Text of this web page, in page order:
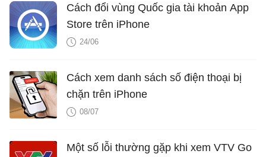
Cách đổi vùng Quốc gia tài khoản App
Store trên iPhone
24/06
Cách xem danh sách số điện thoại bị
chặn trên iPhone
08/07
Một số lỗi thường gặp khi xem VTV Go